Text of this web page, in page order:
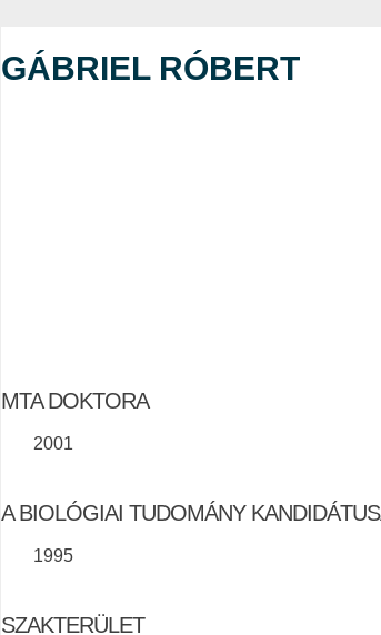
GÁBRIEL RÓBERT
MTA DOKTORA
2001
A BIOLÓGIAI TUDOMÁNY
1995
SZAKTERÜLET